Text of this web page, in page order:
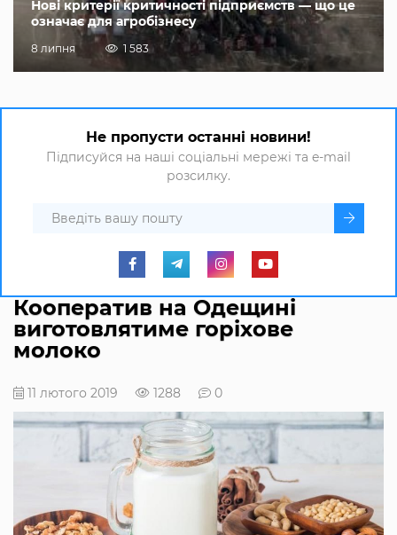
Нові критерії критичності підприємств — що це
означає для агробізнесу
8 липня 1 583
Не пропусти останні новини!
Підписуйся на наші соціальні мережі та e-mail
розсилку.
Кооператив на Одещині
виготовлятиме горіхове
молоко
11 лютого 2019 1288 0